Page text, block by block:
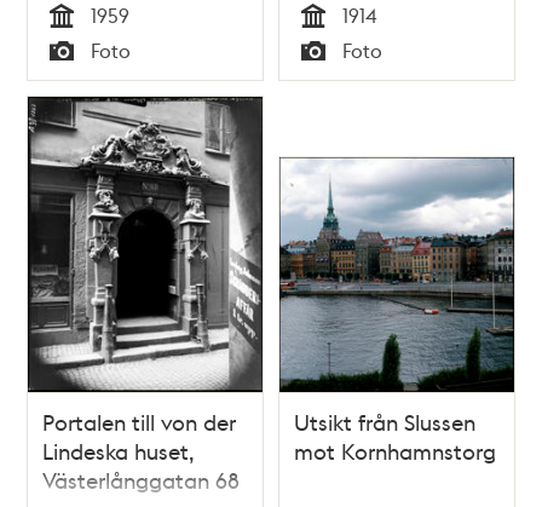
Tid
1959
Typ
Foto Tid
1914
Typ
Foto
Portalen till von der
Lindeska huset,
Västerlånggatan 68
Utsikt från Slussen
mot Kornhamnstorg